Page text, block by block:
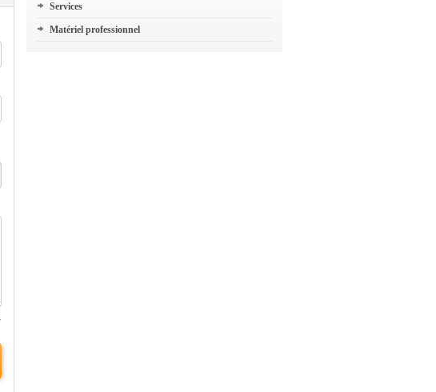
Services
Matériel professionnel